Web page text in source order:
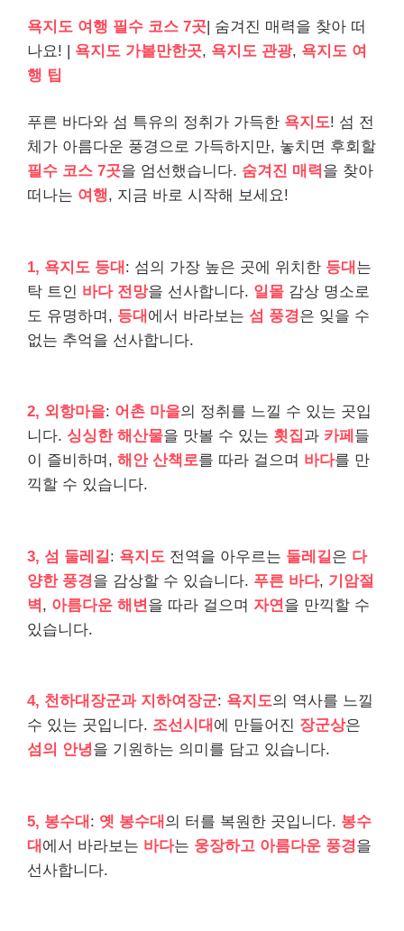
욕지도 여행 필수 코스 7곳| 숨겨진 매력을 찾아 떠
나요! | 욕지도 가볼만한곳, 욕지도 관광, 욕지도 여
행 팁
푸른 바다와 섬 특유의 정취가 가득한 욕지도! 섬 전
체가 아름다운 풍경으로 가득하지만, 놓치면 후회할
필수 코스 7곳을 엄선했습니다. 숨겨진 매력 을 찾아
떠나는 여행, 지금 바로 시작해 보세요!
1, 욕지도 등대 : 섬의 가장 높은 곳에 위치한 등대 는
탁 트인 바다 전망을 선사합니다. 일몰 감상 명소로
도 유명하며, 등대 에서 바라보는 섬 풍경은 잊을 수
없는 추억을 선사합니다.
2, 외항마을: 어촌 마을의 정취를 느낄 수 있는 곳입
니다. 싱싱한 해산물을 맛볼 수 있는 횟집과 카페 들
이 즐비하며, 해안 산책로를 따라 걸으며 바다를 만
끽할 수 있습니다.
3, 섬 둘레길 : 욕지도 전역을 아우르는 둘레길 은 다
양한 풍경을 감상할 수 있습니다. 푸른 바다, 기암절
벽 , 아름다운 해변 을 따라 걸으며 자연 을 만끽할 수
있습니다.
4, 천하대장군과 지하여장군: 욕지도의 역사를 느낄
수 있는 곳입니다. 조선시대 에 만들어진 장군상은
섬의 안녕을 기원하는 의미를 담고 있습니다.
5, 봉수대 : 옛 봉수대 의 터를 복원한 곳입니다. 봉수
대 에서 바라보는 바다는 웅장하고 아름다운 풍경을
선사합니다.